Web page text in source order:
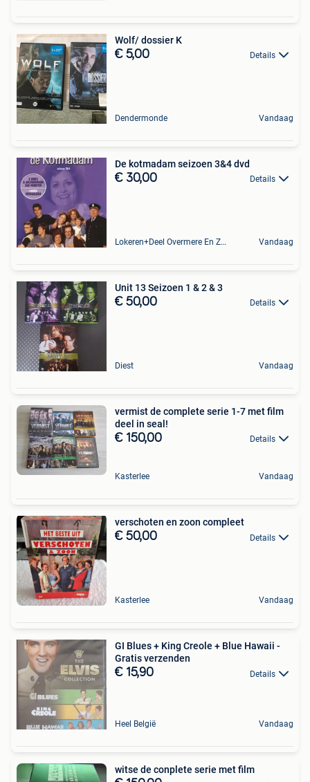
Wolf/ dossier K
€ 5,00 Details
Dendermonde Vandaag
De kotmadam seizoen 3&4 dvd
€ 30,00 Details
Lokeren+Deel Overmere En Zele Vandaag
Unit 13 Seizoen 1 & 2 & 3
€ 50,00 Details
Diest Vandaag
vermist de complete serie 1-7 met film
deel in seal!
€ 150,00 Details
Kasterlee Vandaag
verschoten en zoon compleet
€ 50,00 Details
Kasterlee Vandaag
GI Blues + King Creole + Blue Hawaii -
Gratis verzenden
€ 15,90 Details
Heel België Vandaag
witse de conplete serie met film